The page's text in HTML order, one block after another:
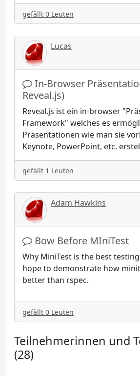
gefällt 0 Leuten
Lucas
In-Browser
Reveal.js)
Reveal.js ist ein in-browser
Framework" welches es
Präsentationen wie man sie
Keynote, PowerPoint, etc.
gefällt 1 Leuten
Adam Hawkins
Bow Before MIniTest
Why MiniTest is the best
hope to demonstrate how
better than rspec.
gefällt 0 Leuten
Teilnehmerinnen und
(28)